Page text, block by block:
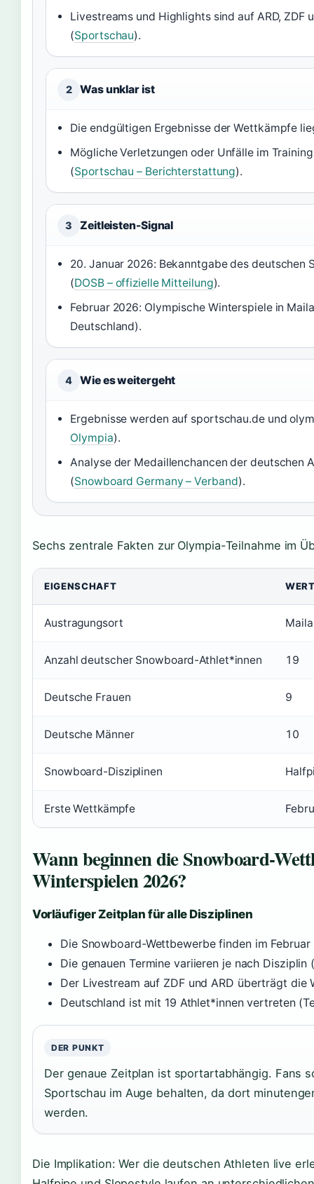
Livestreams und Highlights sind auf ARD,
(Sportschau).
2 Was unklar ist
Die endgültigen Ergebnisse der Wettkämpfe
Mögliche Verletzungen oder Unfälle im
(Sportschau – Berichterstattung).
3 Zeitleisten-Signal
20. Januar 2026: Bekanntgabe des deutschen
(DOSB – offizielle Mitteilung).
Februar 2026: Olympische Winterspiele in
Deutschland).
4 Wie es weitergeht
Ergebnisse werden auf sportschau.de und
Olympia).
Analyse der Medaillenchancen der deutschen
(Snowboard Germany – Verband).
Sechs zentrale Fakten zur Olympia-Teilnahme im
EIGENSCHAFT
Austragungsort
Anzahl deutscher Snowboard-Athlet*innen 19
Deutsche Frauen 9
Deutsche Männer 10
Snowboard-Disziplinen
Erste Wettkämpfe
Wann beginnen die Snowboard-
Winterspielen 2026?
Vorläufiger Zeitplan für alle Disziplinen
Die Snowboard-Wettbewerbe finden im
Die genauen Termine variieren je nach Disziplin
Der Livestream auf ZDF und ARD überträgt die
Deutschland ist mit 19 Athlet*innen vertreten
DER PUNKT
Der genaue Zeitplan ist sportartabhängig. Fans
Sportschau im Auge behalten, da dort
werden.
Die Implikation: Wer die deutschen Athleten live